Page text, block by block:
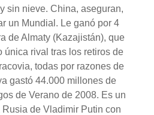
sin nieve. China, aseguran,
un Mundial. Le ganó por 4
de Almaty (Kazajistán), que
única rival tras los retiros de
todas por razones de
gastó 44.000 millones de
de Verano de 2008. Es un
de Vladimir Putin con